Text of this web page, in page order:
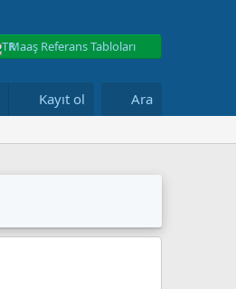
Maaş Referans Tabloları
Kayıt ol Ara